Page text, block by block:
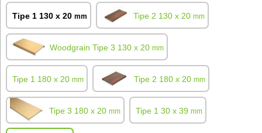
Tipe 1 130 x 20 mm Tipe 2 130 x 20mm
Woodgrain Tipe 3 130 x 20mm
Tipe 1 180 x 20 mm Tipe 2 180 x 20 mm
Tipe 3 180 x 20mm Tipe 130 x 39mm